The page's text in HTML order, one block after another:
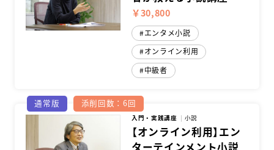
オンライン課題提出
￥30,800
エンタメ小説
オンライン利用
中級者
通常版 添削回数：6回
入門・実践講座 小説
【オンライン利用】エン
ターテインメント小説